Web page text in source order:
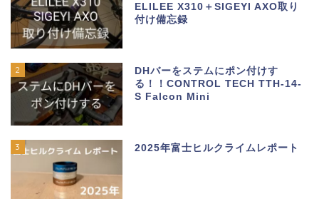
ELILEE X310＋SIGEYI AXO取り
付け備忘録
2
DHバーをステムにポン付けす
る！！CONTROL TECH TTH-14-
S Falcon Mini
3 2025年富士ヒルクライムレポート